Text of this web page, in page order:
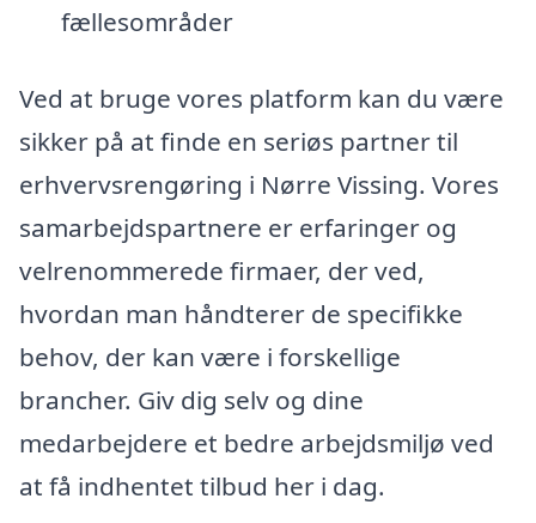
fællesområder
Ved at bruge vores platform kan du være
sikker på at finde en seriøs partner til
erhvervsrengøring i Nørre Vissing. Vores
samarbejdspartnere er erfaringer og
velrenommerede firmaer, der ved,
hvordan man håndterer de specifikke
behov, der kan være i forskellige
brancher. Giv dig selv og dine
medarbejdere et bedre arbejdsmiljø ved
at få indhentet tilbud her i dag.